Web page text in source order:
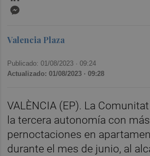
Valencia Plaza
Publicado: 01/08/2023 ·09:24
Actualizado: 01/08/2023 · 09:28
VALÈNCIA (EP). La
la tercera autonomía con más
pernoctaciones en
durante el mes de junio, al